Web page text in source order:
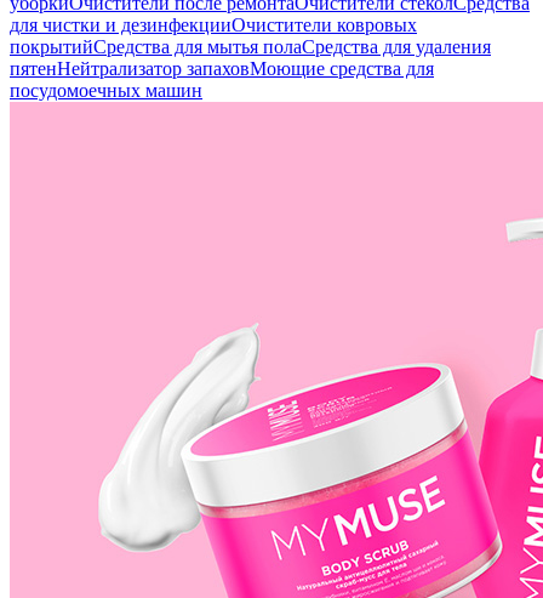
для чистки и дезинфекцииОчистители ковровых
покрытийСредства для мытья полаСредства для удаления
пятенНейтрализатор запаховМоющие средства для
посудомоечных машин